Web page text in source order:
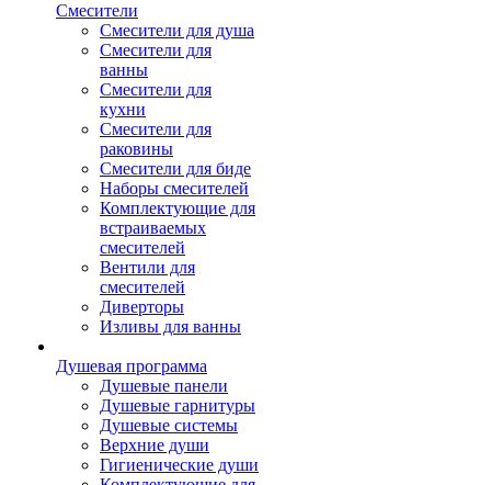
Смесители
Смесители для душа
Смесители для
ванны
Смесители для
кухни
Смесители для
раковины
Смесители для биде
Наборы смесителей
Комплектующие для
встраиваемых
смесителей
Вентили для
смесителей
Диверторы
Изливы для ванны
Душевая программа
Душевые панели
Душевые гарнитуры
Душевые системы
Верхние души
Гигиенические души